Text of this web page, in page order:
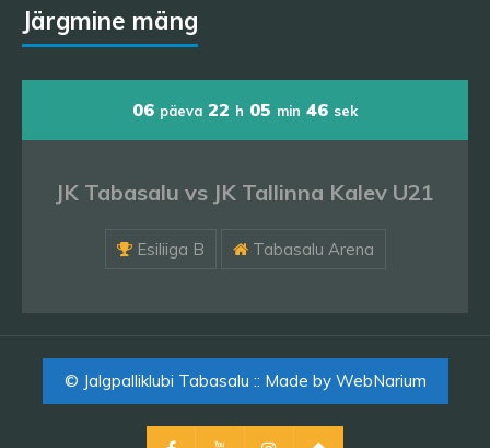
Järgmine mäng
06 päeva 22 h 05 min 45 sek
JK Tabasalu vs JK Tallinna Kalev U21
Esiliiga B Tabasalu Arena
© Jalgpalliklubi Tabasalu :: Made by WebNarium